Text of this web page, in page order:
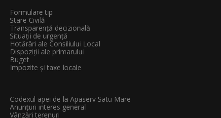
Formulare tip
Stare Civilă
Transparenţă decizională
Situații de urgență
Hotărâri ale Consiliului Local
Dispoziții ale primarului
Buget
Impozite și taxe locale
Codexul apei de la Apaserv Satu Mare
Anunțuri interes general
Vânzări terenuri